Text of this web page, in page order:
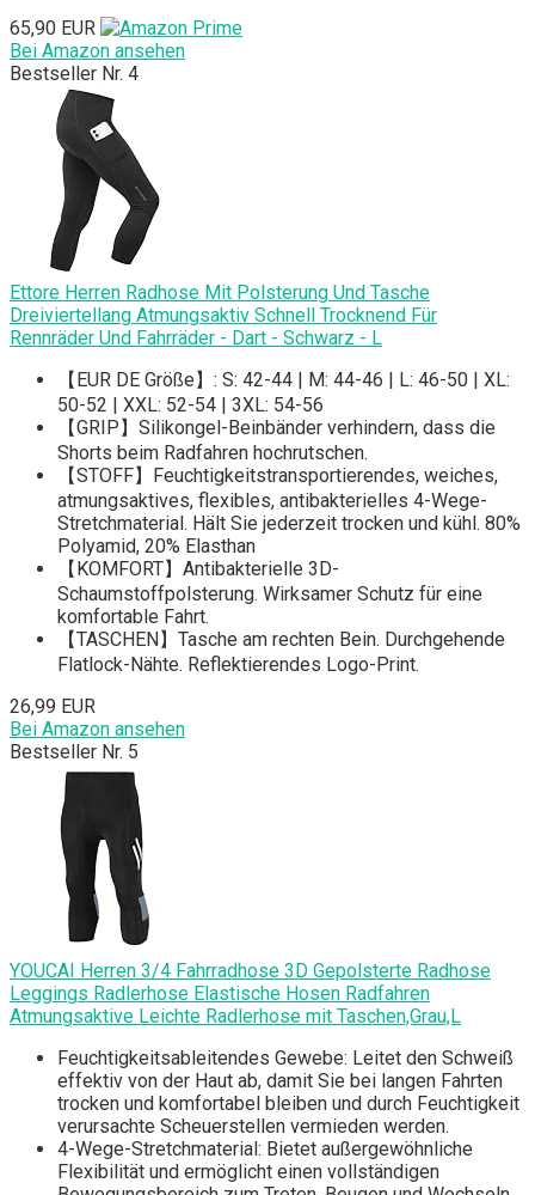
65,90 EUR
Bei Amazon ansehen
Bestseller Nr. 4
Ettore Herren Radhose Mit Polsterung Und Tasche
Dreiviertellang Atmungsaktiv Schnell Trocknend Für
Rennräder Und Fahrräder - Dart - Schwarz - L
【EUR DE Größe】: S: 42-44 | M: 44-46 | L: 46-50 | XL:
50-52 | XXL: 52-54 | 3XL: 54-56
【GRIP】Silikongel-Beinbänder verhindern, dass die
Shorts beim Radfahren hochrutschen.
【STOFF】Feuchtigkeitstransportierendes, weiches,
atmungsaktives, flexibles, antibakterielles 4-Wege-
Stretchmaterial. Hält Sie jederzeit trocken und kühl. 80%
Polyamid, 20% Elasthan
【KOMFORT】Antibakterielle 3D-
Schaumstoffpolsterung. Wirksamer Schutz für eine
komfortable Fahrt.
【TASCHEN】Tasche am rechten Bein. Durchgehende
Flatlock-Nähte. Reflektierendes Logo-Print.
26,99 EUR
Bei Amazon ansehen
Bestseller Nr. 5
YOUCAI Herren 3/4 Fahrradhose 3D Gepolsterte Radhose
Leggings Radlerhose Elastische Hosen Radfahren
Atmungsaktive Leichte Radlerhose mit Taschen,Grau,L
Feuchtigkeitsableitendes Gewebe: Leitet den Schweiß
effektiv von der Haut ab, damit Sie bei langen Fahrten
trocken und komfortabel bleiben und durch Feuchtigkeit
verursachte Scheuerstellen vermieden werden.
4-Wege-Stretchmaterial: Bietet außergewöhnliche
Flexibilität und ermöglicht einen vollständigen